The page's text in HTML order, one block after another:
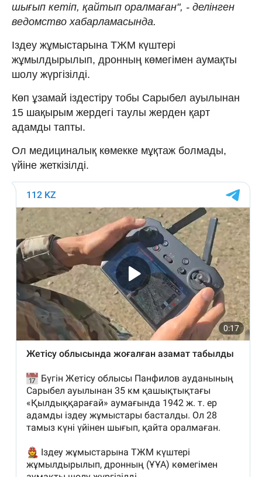
шығып кетіп, қайтып оралмаған", - делінген
ведомство хабарламасында.
Іздеу жұмыстарына ТЖМ күштері
жұмылдырылып, дронның көмегімен аумақты
шолу жүргізілді.
Көп ұзамай іздестіру тобы Сарыбел ауылынан
15 шақырым жердегі таулы жерден қарт
адамды тапты.
Ол медициналық көмекке мұқтаж болмады,
үйіне жеткізілді.